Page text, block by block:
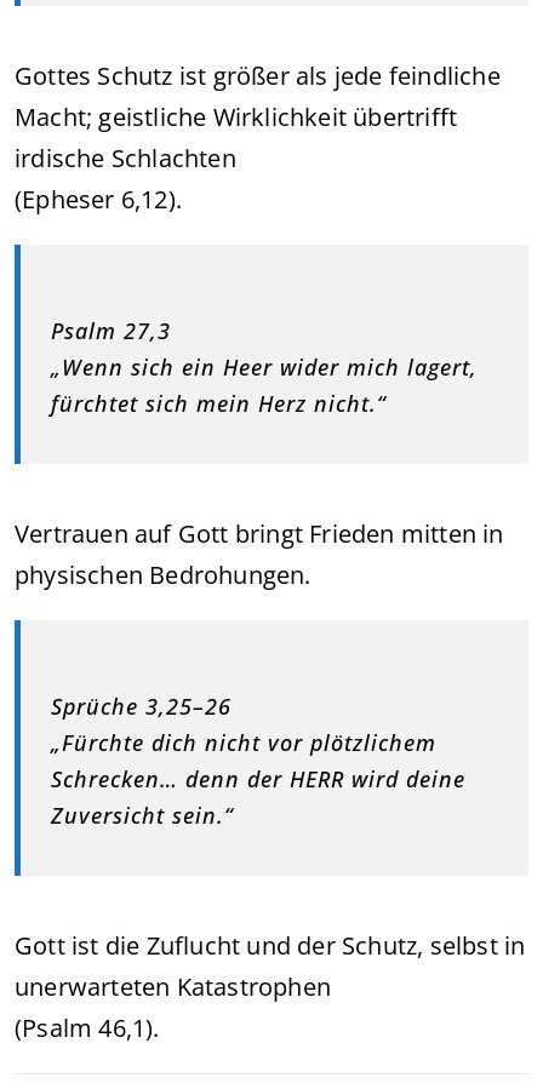
Gottes Schutz ist größer als jede feindliche
Macht; geistliche Wirklichkeit übertrifft
irdische Schlachten
(Epheser 6,12).
Psalm 27,3
„Wenn sich ein Heer wider mich lagert,
fürchtet sich mein Herz nicht.“
Vertrauen auf Gott bringt Frieden mitten in
physischen Bedrohungen.
Sprüche 3,25–26
„Fürchte dich nicht vor plötzlichem
Schrecken… denn der HERR wird deine
Zuversicht sein.“
Gott ist die Zuflucht und der Schutz, selbst in
unerwarteten Katastrophen
(Psalm 46,1).